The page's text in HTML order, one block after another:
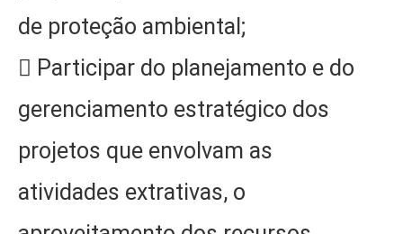
de proteção ambiental;
 Participar do planejamento e do
gerenciamento estratégico dos
projetos que envolvam as
atividades extrativas, o